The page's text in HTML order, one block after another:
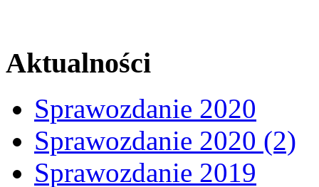
Aktualności
Sprawozdanie 2020
Sprawozdanie 2020 (2)
Sprawozdanie 2019